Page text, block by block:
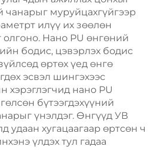
чанарыг муруйцахгүйгээр
илүү их зөөлөн
Нано PU өнгөний
бодис, цэвэрлэх бодис
өртөх үед өнгө
эсвэл шингэхээс
хэрэглэгчид нано PU
бүтээгдэхүүний
үнэлдэг. Өнгүүд УВ
удаан хугацаагаар өртсөн ч
үлдэх тул гадаа